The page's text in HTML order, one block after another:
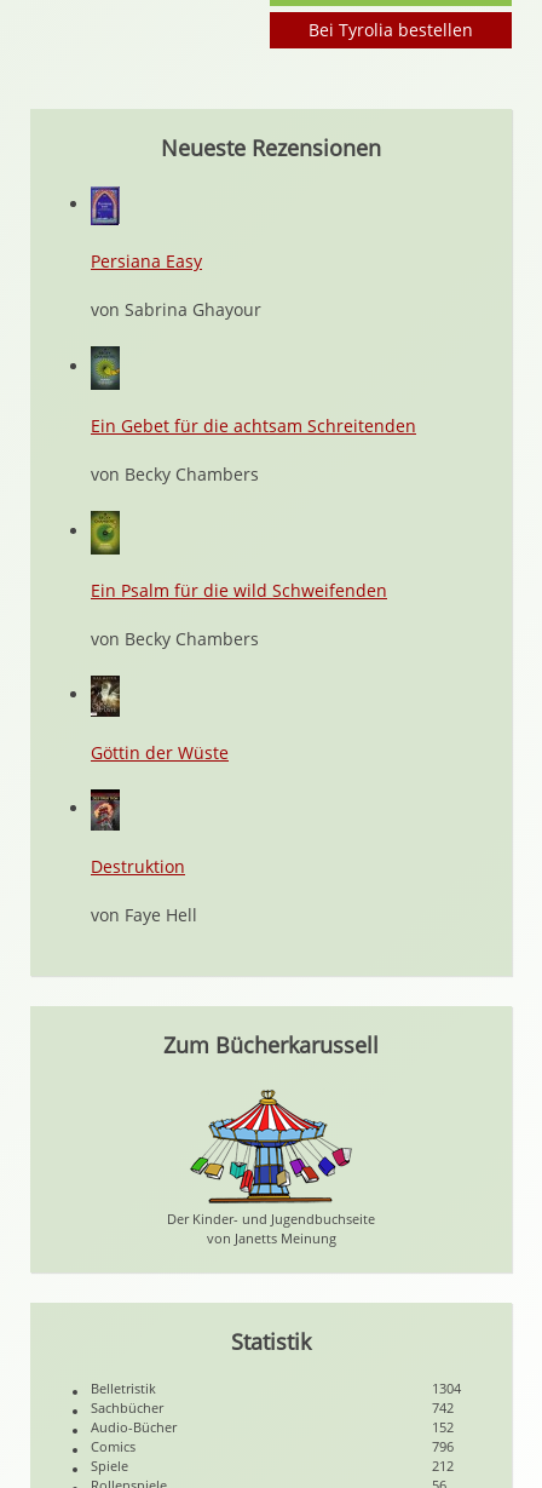
Bei Tyrolia bestellen
Neueste Rezensionen
Persiana Easy
von Sabrina Ghayour
Ein Gebet für die achtsam Schreitenden
von Becky Chambers
Ein Psalm für die wild Schweifenden
von Becky Chambers
Göttin der Wüste
Destruktion
von Faye Hell
Zum Bücherkarussell
Der Kinder- und Jugendbuchseite
von Janetts Meinung
Statistik
Belletristik
1304
Sachbücher
742
Audio-Bücher
152
Comics
796
Spiele
212